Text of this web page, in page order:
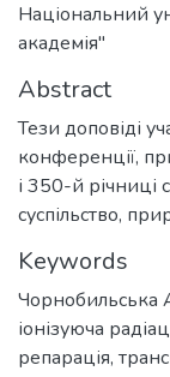
Національний
академія"
Abstract
Тези доповіді
конференції,
і 350-й річниці
суспільство,
Keywords
Чорнобильська
іонізуюча
репарація,